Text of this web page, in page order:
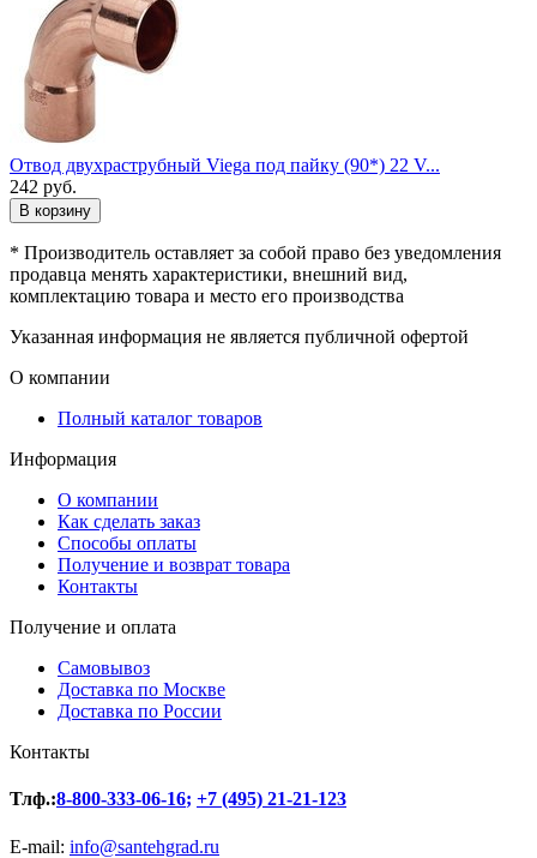
Отвод двухраструбный Viega под пайку (90*) 22 V...
242 руб.
В корзину
* Производитель оставляет за собой право без уведомления
продавца менять характеристики, внешний вид,
комплектацию товара и место его производства
Указанная информация не является публичной офертой
О компании
Полный каталог товаров
Информация
О компании
Как сделать заказ
Способы оплаты
Получение и возврат товара
Контакты
Получение и оплата
Самовывоз
Доставка по Москве
Доставка по России
Контакты
Тлф.:8-800-333-06-16; +7 (495) 21-21-123
E-mail: info@santehgrad.ru